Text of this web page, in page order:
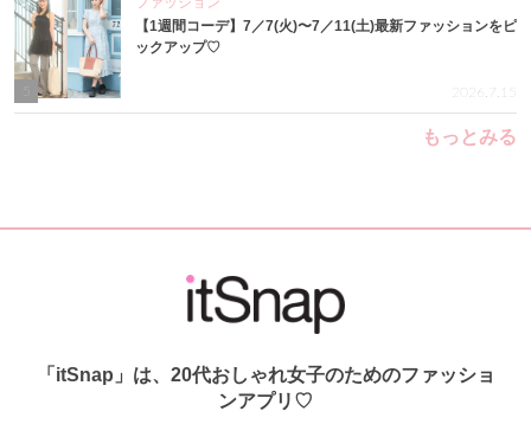
【1週間コーデ】7／7(火)〜7／11(土)最新ファッションをピ
ックアップ♡
2026.7.15
もっとみる
「itSnap」は、20代おしゃれ女子のためのファッショ
ンアプリ♡